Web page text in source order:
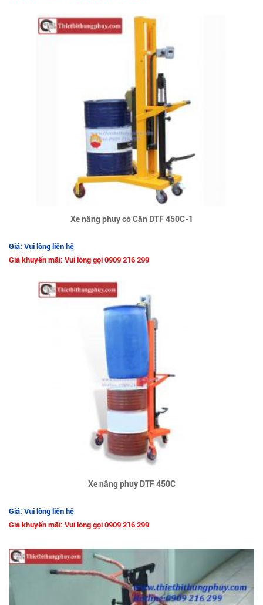
Xe nâng phuy có Cân DTF 450C-1
Giá: Vui lòng liên hệ
Giá khuyến mãi: Vui lòng gọi 0909 216 299
Xe nâng phuy DTF 450C
Giá: Vui lòng liên hệ
Giá khuyến mãi: Vui lòng gọi 0909 216 299